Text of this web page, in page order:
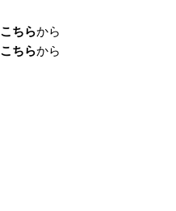
こちらから
こちらから